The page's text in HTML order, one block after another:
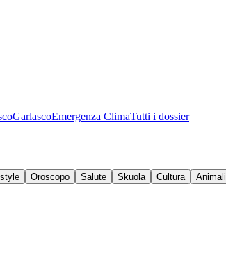
GarlascoEmergenza ClimaTutti i dossier
Oroscopo Salute Skuola Cultura Animali